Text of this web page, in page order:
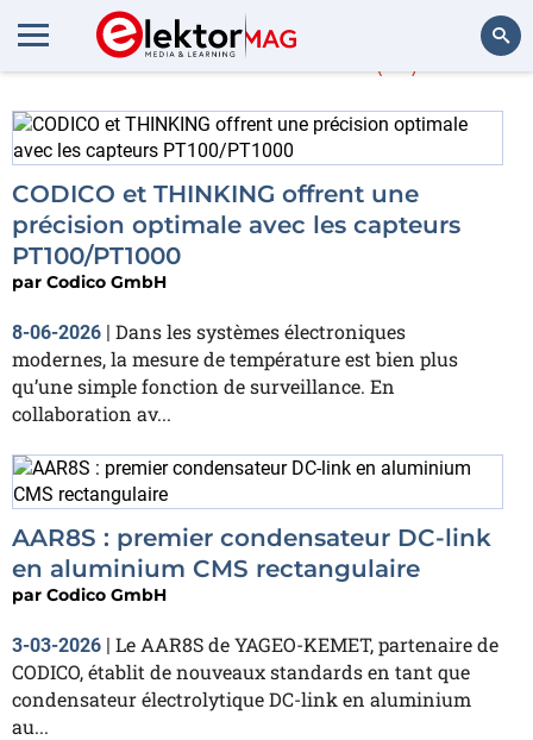
Codico GmbH
CODICO et THINKING offrent une
précision optimale avec les capteurs
PT100/PT1000
par Codico GmbH
8-06-2026 | Dans les systèmes électroniques
modernes, la mesure de température est bien plus
qu’une simple fonction de surveillance. En
collaboration av...
AAR8S : premier condensateur DC-link
en aluminium CMS rectangulaire
par Codico GmbH
3-03-2026 | Le AAR8S de YAGEO-KEMET, partenaire de
CODICO, établit de nouveaux standards en tant que
condensateur électrolytique DC-link en aluminium
au...